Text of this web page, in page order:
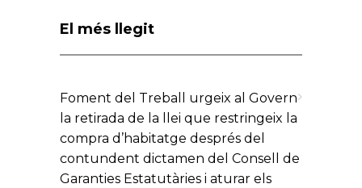
El més llegit
Foment del Treball urgeix al Govern
la retirada de la llei que restringeix la
compra d’habitatge després del
contundent dictamen del Consell de
Garanties Estatutàries i aturar els